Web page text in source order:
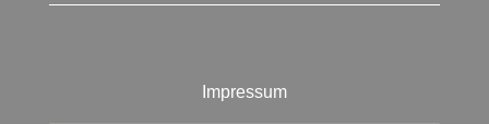
Impressum